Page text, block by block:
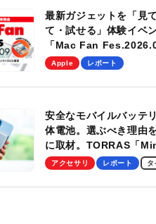
最新ガジェットを「見
て・試せる」体験イベ
「Mac Fan
を、9月26日（土）に開
Apple レポート
安全なモバイルバッテ
体電池。選ぶべき理由
に取材。TORRAS「
Pro」の実機レビューも
アクセサリ レポート タ